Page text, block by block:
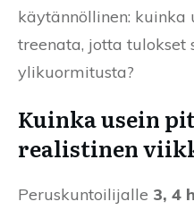
käytännöllinen: kuinka
treenata, jotta tulokset
ylikuormitusta?
Kuinka usein
realistinen
Peruskuntoilijalle 3, 4